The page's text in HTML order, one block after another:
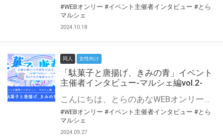
#WEBオンリー #イベント主催者インタビュー #とら
マルシェ
2024.10.18
同人 女性向け
「駄菓子と唐揚げ、きみの青」イベント
主催者インタビュー-マルシェ編vol.2-
こんにちは、とらのあなWEBオンリー運営スタッフです。 新たにお届けする、イベント主催者インタビュー-マルシェ編-は、 とらのあなWEBオンリー「マルシェ」をご利用の主催様に 「マルシェ」を使ってイベントを開催した感想や心がけをお聞きする企画です。 今回は、WEBオンリー初開催「駄菓子と唐揚げ、きみの青」より、 主催のぎこ六屋様にお話を伺いました。 協力：ぎこ六屋様／イベント公式Twitter（@krkgwks） とらのあなWEBオンリー「マルシェ」とは？ WEBオンリーでリアルタイムでコミュニケーションがとれるオンライン会場です。
#WEBオンリー #イベント主催者インタビュー #とら
マルシェ
2024.09.27